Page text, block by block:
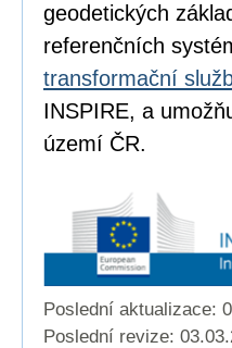
geodetických
referenčních
transformační
INSPIRE, a
území ČR.
Poslední aktualizace:
Poslední revize: